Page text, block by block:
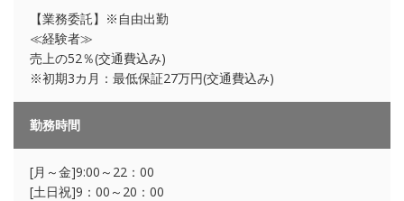
【業務委託】※自由出勤
≪経験者≫
売上の52％(交通費込み)
※初期3カ月：最低保証27万円(交通費込み)
勤務時間
[月～金]9:00～22：00
[土日祝]9：00～20：00